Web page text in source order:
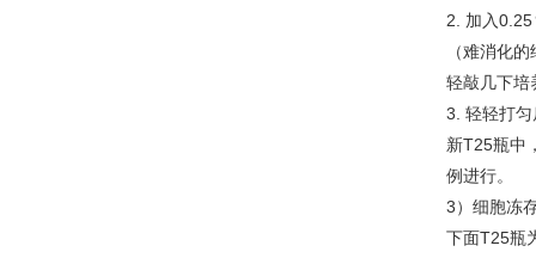
2. 加入
（难消化
轻敲几下培
3. 轻轻打
新T25瓶中
例进行。
3）细胞冻
下面T25瓶